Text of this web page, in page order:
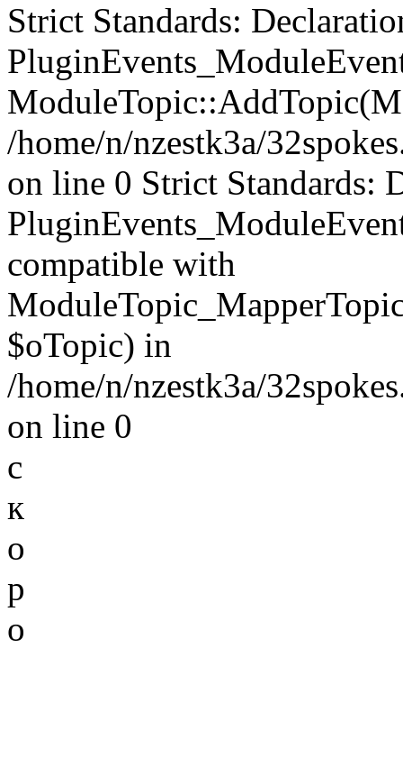
Strict Standards:
/home/n/nzestk3a/
on line 0 Strict Standards:
compatible with
$oTopic) in
/home/n/nzestk3a/
on line 0
с
к
о
р
о